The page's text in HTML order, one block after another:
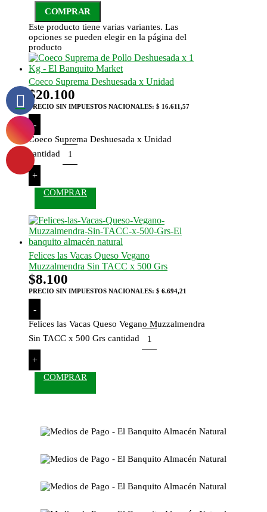
COMPRAR
Este producto tiene varias variantes. Las
opciones se pueden elegir en la página del
producto
Coeco Suprema Deshuesada x Unidad
$20.100
PRECIO SIN IMPUESTOS NACIONALES: $ 16.611,57
-
Coeco Suprema Deshuesada x Unidad
cantidad
+
COMPRAR
Felices las Vacas Queso Vegano
Muzzalmendra Sin TACC x 500 Grs
$8.100
PRECIO SIN IMPUESTOS NACIONALES: $ 6.694,21
-
Felices las Vacas Queso Vegano Muzzalmendra
Sin TACC x 500 Grs cantidad
+
COMPRAR